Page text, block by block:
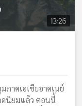
13:26
ภาคเอเชียอาคเนย์
ดนิยมแล้ว ตอนนี้